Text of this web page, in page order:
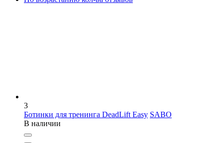
3
Ботинки для тренинга DeadLift Easy SABO
В наличии